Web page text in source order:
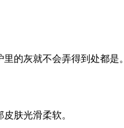
的灰就不会弄得到处都是。
肤光滑柔软。